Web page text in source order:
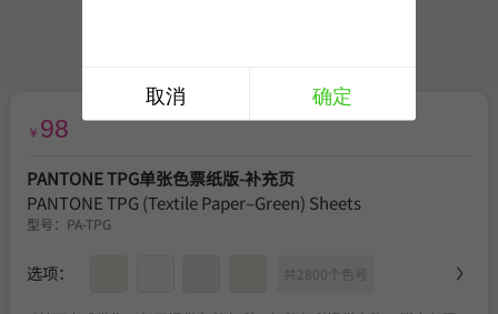
￥ 98
PANTONE TPG单张色票纸版-补充页
PANTONE TPG (Textile Paper–Green) Sheets
型号： PA-TPG
选项： 共2800个色号
取消 确定